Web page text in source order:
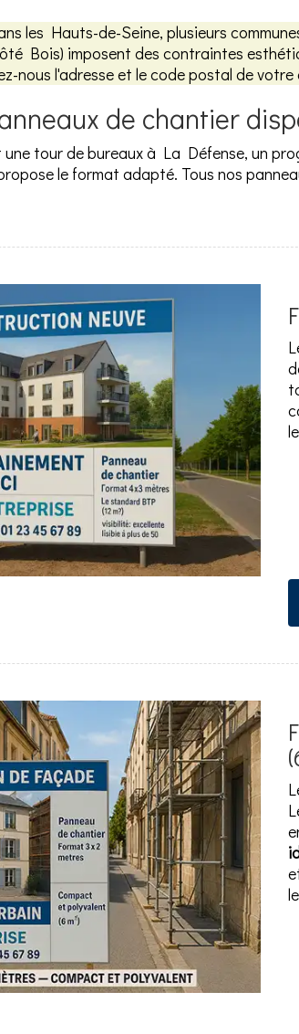
les Hauts-de-Seine, plusieurs
Bois) imposent des contraintes
nous l'adresse et le code postal de
de chantier
tour de bureaux à La Défense, un
le format adapté. Tous nos